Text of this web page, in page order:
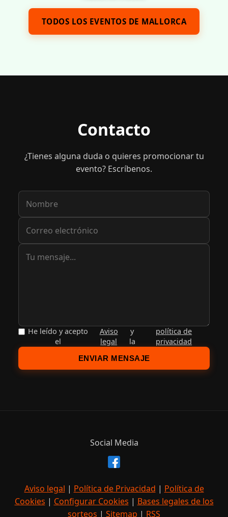
TODOS LOS EVENTOS DE MALLORCA
Contacto
¿Tienes alguna duda o quieres promocionar tu
evento? Escríbenos.
He leído y acepto
el
Aviso
legal
y
la
política de
privacidad
ENVIAR MENSAJE
Social Media
Aviso legal | Política de Privacidad | Política de
Cookies | Configurar Cookies | Bases legales de los
sorteos | Sitemap | RSS